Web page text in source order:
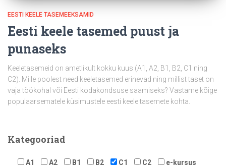
EESTI KEELE TASEMEEKSAMID
Eesti keele tasemed puust ja
punaseks
Keeletasemeid on ametlikult kokku kuus (A1, A2, B1, B2, C1 ning
C2). Mille poolest need keeletasemed erinevad ning millist taset on
vaja töökohal või Eesti kodakondsuse saamiseks? Vastame kõige
populaarsematele küsimustele eesti keele tasemete kohta.
Kategooriad
A1 A2 B1 B2 C1 C2 e-kursus